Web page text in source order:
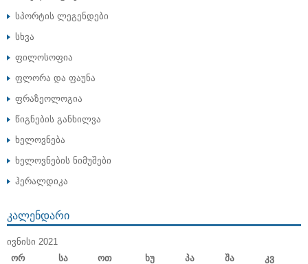
სპორტის ლეგენდები
სხვა
ფილოსოფია
ფლორა და ფაუნა
ფრაზეოლოგია
წიგნების განხილვა
ხელოვნება
ხელოვნების ნიმუშები
ჰერალდიკა
ᲙᲐᲚᲔᲜᲓᲐᲠᲘ
ᲘᲕᲜᲘᲡᲘ 2021
Ორ
Სა Ოთ Ხუ Პა Შა Კვ